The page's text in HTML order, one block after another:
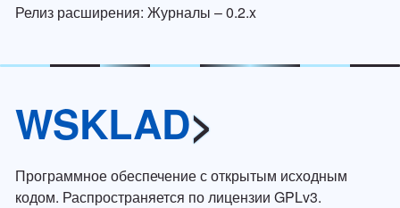
Релиз расширения: Журналы – 0.2.x
WSKLAD>
Программное обеспечение с открытым исходным
кодом. Распространяется по лицензии GPLv3.